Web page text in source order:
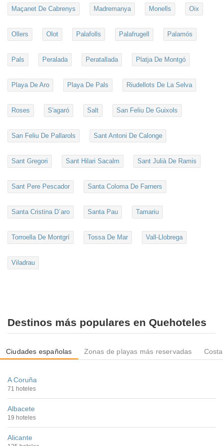
Maçanet De Cabrenys Madremanya Monells Oix
Ollers Olot Palafolls Palafrugell Palamós
Pals Peralada Peratallada Platja De Montgó
Playa De Aro Playa De Pals Riudellots De La Selva
Roses S'agaró Salt San Feliu De Guixols
San Feliu De Pallarols Sant Antoni De Calonge
Sant Gregori Sant Hilari Sacalm Sant Julià De Ramis
Sant Pere Pescador Santa Coloma De Farners
Santa Cristina D´aro Santa Pau Tamariu
Torroella De Montgrí Tossa De Mar Vall-Llobrega
Viladrau
Destinos más populares en Quehoteles
Ciudades españolas Zonas de playas más reservadas
A Coruña
71 hoteles
Albacete
19 hoteles
Alicante